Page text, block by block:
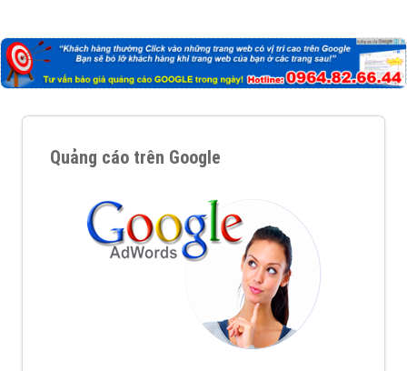
Quảng cáo trên Google